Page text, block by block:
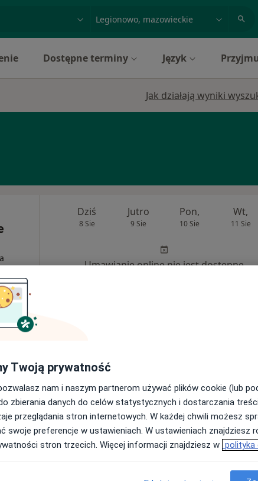
Dostępne terminy Język
Jak działają wyniki
170 zł
Dziś
8 Sie
Jutro
9 Sie
Pon,
10 Sie
Wt,
11 Sie
Umawianie online nie jest dostępne
Dziś Jutro Pon,
10 Sie
Wt,
11 Sie
Twoją prywatność
nam i naszym partnerom używać plików cookie (lub
zbierania danych do celów statystycznych i dostarczania
przeglądania stron internetowych. W każdej chwili możesz
swoje preferencje w ustawieniach. W ustawieniach znajdziesz
stron trzecich. Więcej informacji znajdziesz w polityka